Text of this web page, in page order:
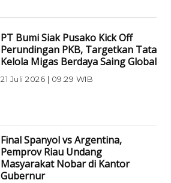
PT Bumi Siak Pusako Kick Off
Perundingan PKB, Targetkan Tata
Kelola Migas Berdaya Saing Global
21 Juli 2026 | 09:29 WIB
Final Spanyol vs Argentina,
Pemprov Riau Undang
Masyarakat Nobar di Kantor
Gubernur